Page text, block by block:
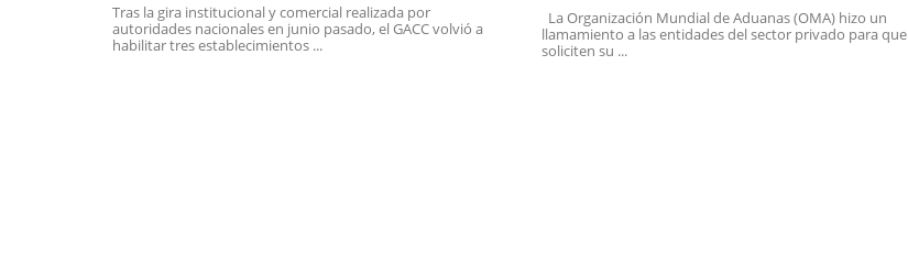
Tras la gira institucional y comercial realizada por
autoridades nacionales en junio pasado, el GACC volvió a
habilitar tres establecimientos ...
La Organización Mundial de Aduanas (OMA) hizo un
llamamiento a las entidades del sector privado para que
soliciten su ...